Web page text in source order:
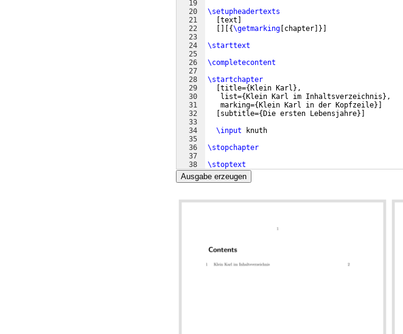
19
20
21
22
23
24
25
26
27
28
29
30
31
32
33
34
35
36
37
38
\setupheadertexts
text
[{\getmarking chapter ]}]
\starttext
\completecontent
\startchapter
title={ Klein Karl } ,
   list=
{ Klein Karl im Inhaltsverzeichnis } ,
   marking=
{ Klein Karl in der Kopfzeile}]
subtitle={ Die ersten Lebensjahre}]
\input knuth
\stopchapter
\stoptext
Ausgabe erzeugen